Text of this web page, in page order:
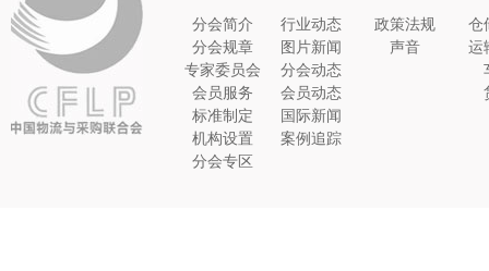
分会简介
分会规章
专家委员会
会员服务
标准制定
机构设置
分会专区
行业动态
图片新闻
分会动态
会员动态
国际新闻
案例追踪
政策法规
声音
仓
运